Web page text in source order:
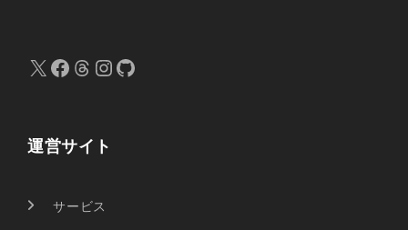
X Facebook Threads InstagramGitHub
運営サイト
サービス